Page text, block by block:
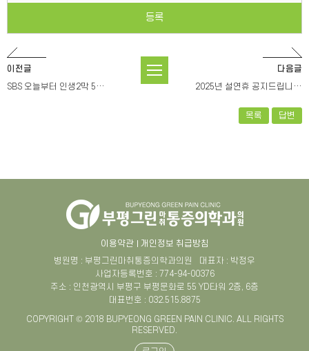
등록
이전글
SBS 오늘부터 인생2막 5…
다음글
2025년 설연휴 공지드립니…
목록 답변
이용약관
개인정보 취급방침
병원명 : 부평그린마취통증의학과의원
대표자 : 박정우
사업자등록번호 : 774-94-00376
주소 : 인천광역시 부평구 부평문화로 55 YD타워 2층, 6층
대표번호 : 032.515.8875
COPYRIGHT © 2018 BUPYEONG GREEN PAIN CLINIC. ALL RIGHTS
RESERVED.